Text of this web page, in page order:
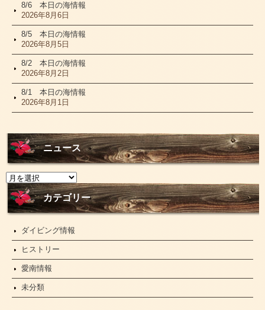
8/6 本日の海情報
2026年8月6日
8/5 本日の海情報
2026年8月5日
8/2 本日の海情報
2026年8月2日
8/1 本日の海情報
2026年8月1日
ニュース
ニ
ュ
ー
カテゴリー
ダイビング情報
ヒストリー
愛南情報
未分類